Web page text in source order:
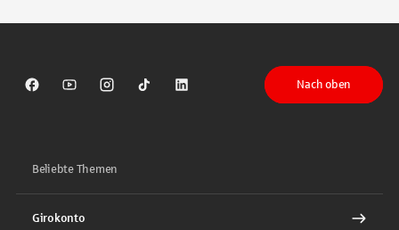
Sparkasse auf Facebook
Sparkasse auf Youtube
Sparkasse auf Instagram
Sparkasse auf TikTok
Sparkasse auf LinkedIn
Nach oben
Beliebte Themen
Girokonto